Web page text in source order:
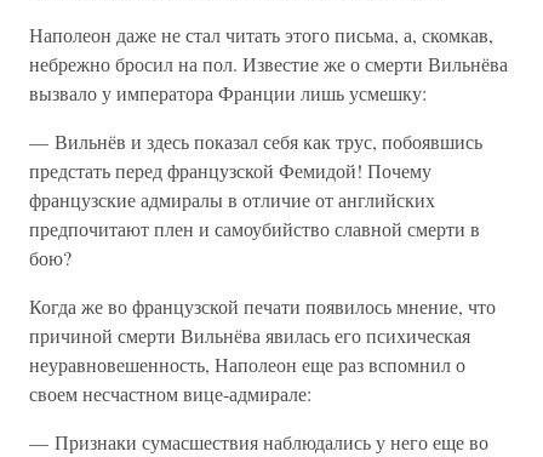
Наполеон даже не стал читать этого письма, а, скомкав,
небрежно бросил на пол. Известие же о смерти Вильнёва
вызвало у императора Франции лишь усмешку:
— Вильнёв и здесь показал себя как трус, побоявшись
предстать перед французской Фемидой! Почему
французские адмиралы в отличие от английских
предпочитают плен и самоубийство славной смерти в
бою?
Когда же во французской печати появилось мнение, что
причиной смерти Вильнёва явилась его психическая
неуравновешенность, Наполеон еще раз вспомнил о
своем несчастном вице-адмирале:
— Признаки сумасшествия наблюдались у него еще во